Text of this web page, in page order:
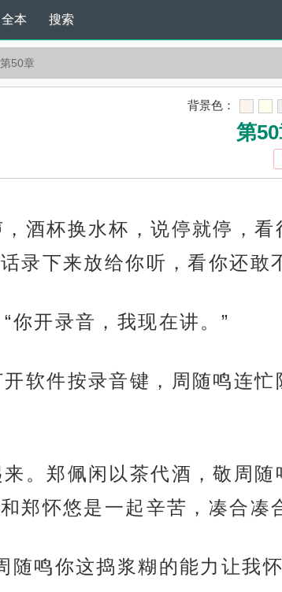
全本 搜索
第50章
背景色：
第50
酒杯换水杯，说停就停，
录下来放给你听，看你还敢
你开录音，我现在讲。”
软件按录音键，周随鸣连
来。郑佩闲以茶代酒，敬周
郑怀悠是一起辛苦，凑合凑
随鸣你这捣浆糊的能力让我